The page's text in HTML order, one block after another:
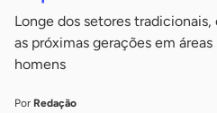
Longe dos setores
as próximas gerações em
homens
Por Redação